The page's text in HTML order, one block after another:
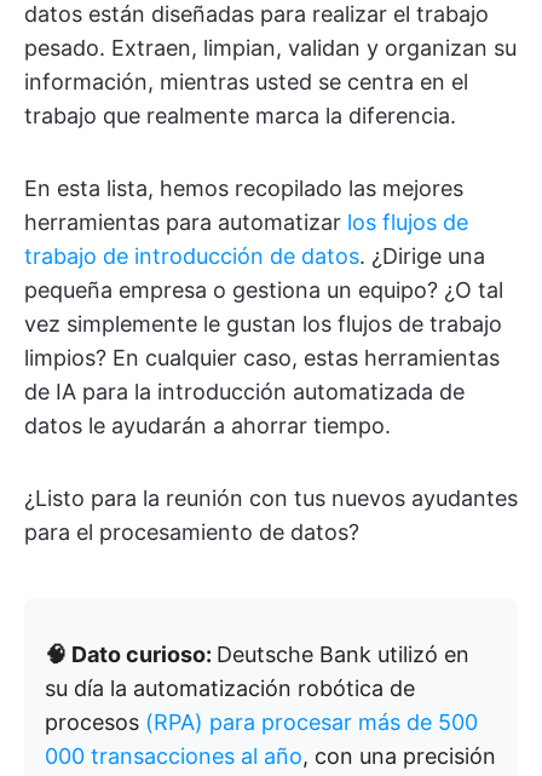
datos están diseñadas para realizar el trabajo
pesado. Extraen, limpian, validan y organizan su
información, mientras usted se centra en el
trabajo que realmente marca la diferencia.
En esta lista, hemos recopilado las mejores
herramientas para automatizar los flujos de
trabajo de introducción de datos. ¿Dirige una
pequeña empresa o gestiona un equipo? ¿O tal
vez simplemente le gustan los flujos de trabajo
limpios? En cualquier caso, estas herramientas
de IA para la introducción automatizada de
datos le ayudarán a ahorrar tiempo.
¿Listo para la reunión con tus nuevos ayudantes
para el procesamiento de datos?
🧠 Dato curioso: Deutsche Bank utilizó en
su día la automatización robótica de
procesos (RPA) para procesar más de 500
000 transacciones al año, con una precisión